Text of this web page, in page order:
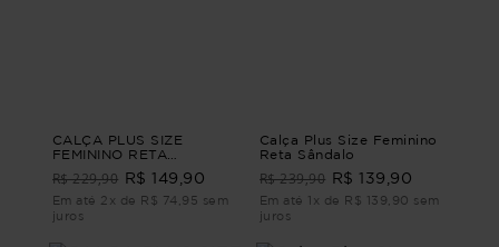
CALÇA PLUS SIZE
FEMININO RETA
ALFAIATARIA LEEDS
Marrom G3
R$ 229,90 R$ 149,90
Em até 2x de R$ 74,95 sem
juros
Calça Plus Size Feminino
Reta Sândalo
R$ 239,90 R$ 139,90
Em até 1x de R$ 139,90 sem
juros